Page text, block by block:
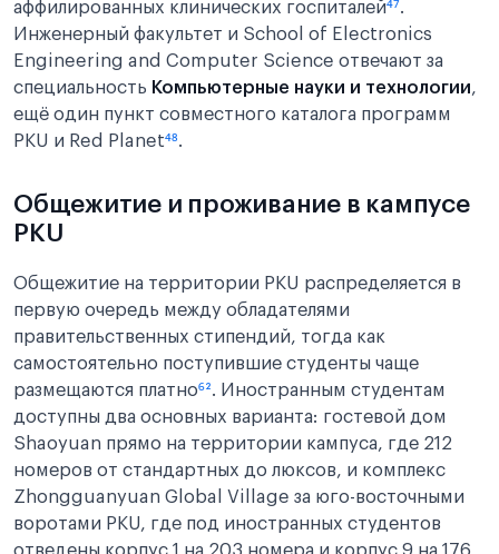
аффилированных клинических госпиталей⁴⁷.
Инженерный факультет и School of Electronics
Engineering and Computer Science отвечают за
специальность Компьютерные науки и технологии,
ещё один пункт совместного каталога программ
PKU и Red Planet⁴⁸.
Общежитие и проживание в кампусе
PKU
Общежитие на территории PKU распределяется в
первую очередь между обладателями
правительственных стипендий, тогда как
самостоятельно поступившие студенты чаще
размещаются платно⁶². Иностранным студентам
доступны два основных варианта: гостевой дом
Shaoyuan прямо на территории кампуса, где 212
номеров от стандартных до люксов, и комплекс
Zhongguanyuan Global Village за юго-восточными
воротами PKU, где под иностранных студентов
отведены корпус 1 на 203 номера и корпус 9 на 176